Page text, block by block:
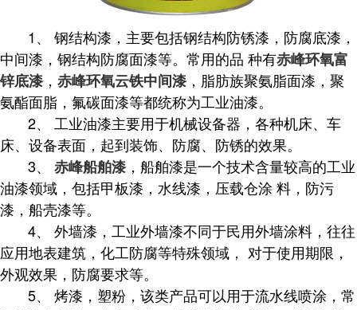
1、 钢结构漆，主要包括钢结构防锈漆，防腐底漆，
中间漆，钢结构防腐面漆等。常用的品 种有赤峰环氧富
锌底漆 ， 赤峰环氧云铁中间漆 ，脂肪族聚氨脂面漆，聚
氨酯面脂，氟碳面漆等都统称为工业油漆。
2、 工业油漆主要用于机械设备器，各种机床、车
床、设备表面，起到装饰、防腐、防锈的效果。
3、 赤峰船舶漆 ，船舶漆是一个技术含量较高的工业
油漆领域，包括甲板漆，水线漆，压载仓涂 料，防污
漆，船壳漆等。
4、 外墙漆，工业外墙漆不同于民用外墙涂料，往往
应用地表建筑，化工防腐等特殊领域， 对于使用期限，
外观效果，防腐要求等。
5、 烤漆，塑粉，该类产品可以用于流水线喷涂，常